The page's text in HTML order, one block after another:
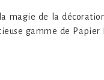
magie de la
gamme de